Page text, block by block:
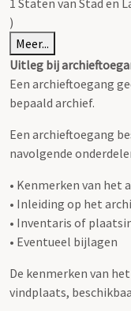
)
Meer...
Uitleg bij
Een archieftoegang
bepaald archief.
Een archieftoegang
navolgende
• Kenmerken van het
• Inleiding op het
• Inventaris of
• Eventueel bijlagen
De kenmerken van
vindplaats,